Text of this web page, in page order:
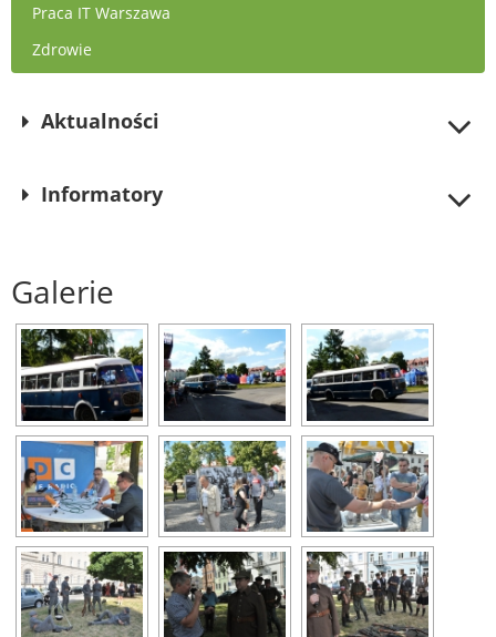
Praca IT Warszawa
Zdrowie
Aktualności
Informatory
Galerie